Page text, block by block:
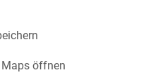
Maps öffnen